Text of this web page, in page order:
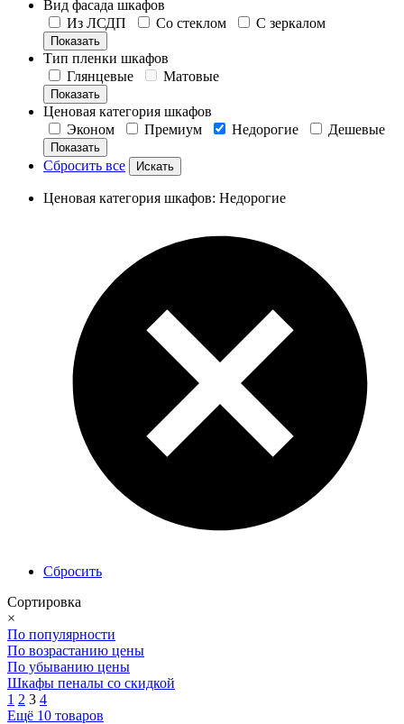
Вид фасада шкафов
Из ЛСДП
Со стеклом С зеркалом
Показать
Тип пленки шкафов
Глянцевые
Матовые
Показать
Ценовая категория шкафов
Эконом
Премиум Недорогие Дешевые
Показать
Сбросить все
Ценовая категория шкафов: Недорогие
Сбросить
Сортировка
×
По популярности
По возрастанию цены
По убыванию цены
Шкафы пеналы со скидкой
1 2 3 4
Ещё 10 товаров